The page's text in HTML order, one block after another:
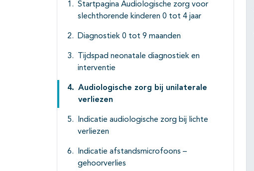
Startpagina Audiologische zorg voor
slechthorende kinderen 0 tot 4 jaar
Diagnostiek 0 tot 9 maanden
Tijdspad neonatale diagnostiek en
interventie
Audiologische zorg bij unilaterale
verliezen
Indicatie audiologische zorg bij lichte
verliezen
Indicatie afstandsmicrofoons –
gehoorverlies